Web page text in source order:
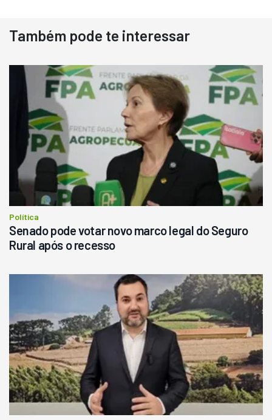
Destaque
Usado
Pá Carregadeira Cat 966
Ano 1987
Londrina
R$ 145.000
Consultar
Também pode te interessar
Política
Senado pode votar novo marco legal do Seguro
Rural após o recesso